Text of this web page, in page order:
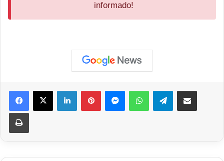
informado!
Facebook
X LinkedinPinterestMessengerWhatsAppTelegramCompartilhar via e-mail
Imprimir